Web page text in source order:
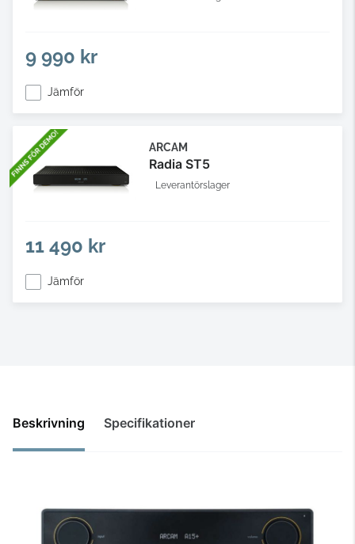
9 990 kr
Jämför
ARCAM
Radia ST5
Leverantörslager
11 490 kr
Jämför
Beskrivning Specifikationer